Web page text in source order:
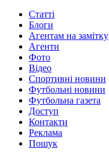
Статті
Блоги
Агентам на замітку
Агенти
Фото
Відео
Спортивні новини
Футбольні новини
Футбольна газета
Доступ
Контакти
Реклама
Пошук